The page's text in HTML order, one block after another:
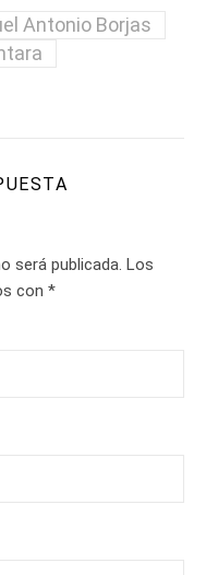
Antonio Borjas
será publicada. Los
con *